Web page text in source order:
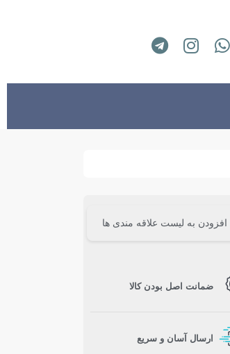
افزودن به لیست علاقه مندی ها
ضمانت اصل بودن کالا
ارسال آسان و سریع